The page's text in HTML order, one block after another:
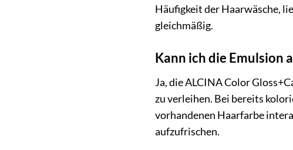
Häufigkeit der Haarwäsche,
gleichmäßig.
Kann ich die Emulsion
Ja, die ALCINA Color
zu verleihen. Bei bereits
vorhandenen Haarfarbe
aufzufrischen.